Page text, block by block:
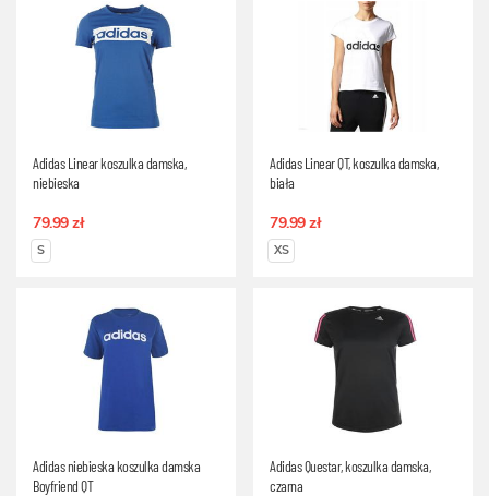
Adidas Linear koszulka damska,
niebieska
79.99 zł
S
Adidas Linear QT, koszulka damska,
biała
79.99 zł
XS
Adidas niebieska koszulka damska
Boyfriend QT
Adidas Questar, koszulka damska,
czarna